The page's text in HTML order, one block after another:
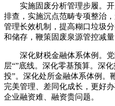
实施固废分析管理步履。开
排查，实施沉点范畴专项整治
管理长效机制，提高糊口垃圾
和储存，鞭策固废泉源管控减
深化财税金融体系体例。党
层“”底线。深化零基预算。深
投”。深化处所金融体系体例。
完美管理、差同化成长，更好
企业融资难、融资贵问题。